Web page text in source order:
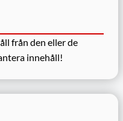
från den eller de
innehåll!